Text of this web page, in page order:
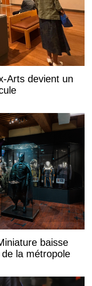
Arts devient un
baisse
la métropole